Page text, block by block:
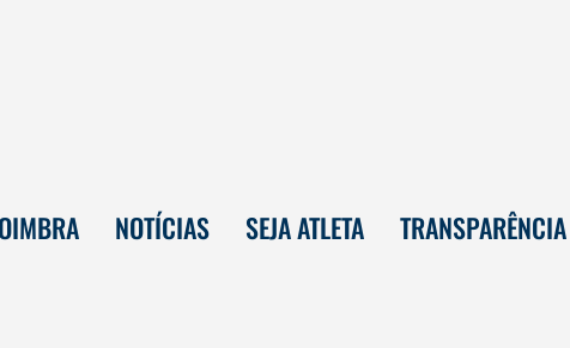
NOTÍCIAS SEJA ATLETA TRANSPARÊNCIA